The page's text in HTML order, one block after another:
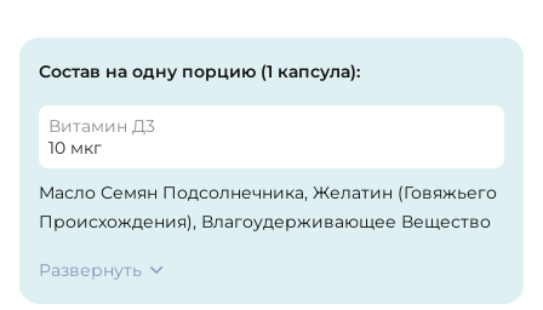
Состав на одну порцию (1 капсула):
Витамин Д3
10 мкг
Масло Семян Подсолнечника, Желатин (Говяжьего
Происхождения), Влагоудерживающее Вещество
Витамин D3 (Как Холекальциферол).
Развернуть